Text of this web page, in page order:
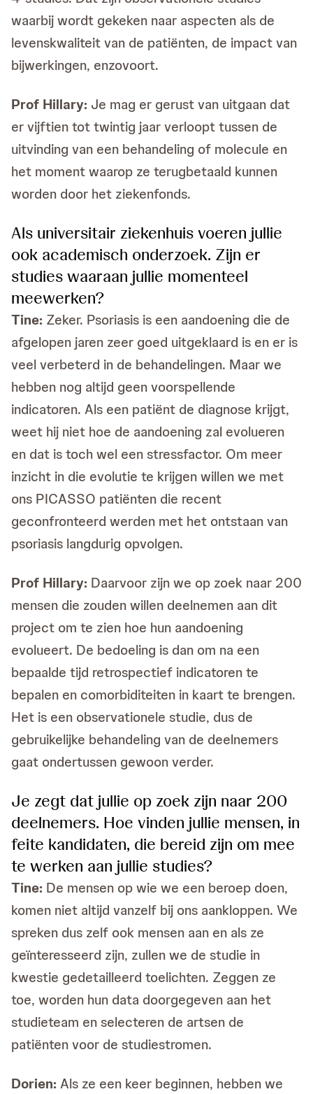
waarbij wordt gekeken naar aspecten als de
levenskwaliteit van de patiënten, de impact van
bijwerkingen, enzovoort.
Prof Hillary: Je mag er gerust van uitgaan dat
er vijftien tot twintig jaar verloopt tussen de
uitvinding van een behandeling of molecule en
het moment waarop ze terugbetaald kunnen
worden door het ziekenfonds.
Als universitair ziekenhuis voeren jullie
ook academisch onderzoek. Zijn er
studies waaraan jullie momenteel
meewerken?
Tine: Zeker. Psoriasis is een aandoening die de
afgelopen jaren zeer goed uitgeklaard is en er is
veel verbeterd in de behandelingen. Maar we
hebben nog altijd geen voorspellende
indicatoren. Als een patiënt de diagnose krijgt,
weet hij niet hoe de aandoening zal evolueren
en dat is toch wel een stressfactor. Om meer
inzicht in die evolutie te krijgen willen we met
ons PICASSO patiënten die recent
geconfronteerd werden met het ontstaan van
psoriasis langdurig opvolgen.
Prof Hillary: Daarvoor zijn we op zoek naar 200
mensen die zouden willen deelnemen aan dit
project om te zien hoe hun aandoening
evolueert. De bedoeling is dan om na een
bepaalde tijd retrospectief indicatoren te
bepalen en comorbiditeiten in kaart te brengen.
Het is een observationele studie, dus de
gebruikelijke behandeling van de deelnemers
gaat ondertussen gewoon verder.
Je zegt dat jullie op zoek zijn naar 200
deelnemers. Hoe vinden jullie mensen, in
feite kandidaten, die bereid zijn om mee
te werken aan jullie studies?
Tine: De mensen op wie we een beroep doen,
komen niet altijd vanzelf bij ons aankloppen. We
spreken dus zelf ook mensen aan en als ze
geïnteresseerd zijn, zullen we de studie in
kwestie gedetailleerd toelichten. Zeggen ze
toe, worden hun data doorgegeven aan het
studieteam en selecteren de artsen de
patiënten voor de studiestromen.
Dorien:Als ze een keer beginnen, hebben we